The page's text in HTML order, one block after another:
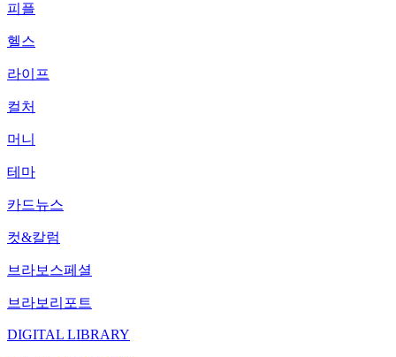
피플
헬스
라이프
컬처
머니
테마
카드뉴스
컷&칼럼
브라보스페셜
브라보리포트
DIGITAL LIBRARY